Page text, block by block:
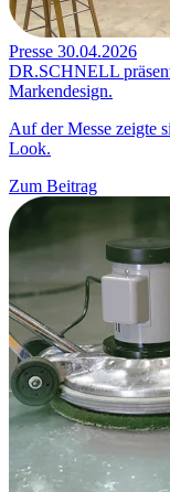
Presse 30.04.2026
DR.SCHNELL
Markendesign.
Auf der Messe zeigte
Look.
Zum Beitrag